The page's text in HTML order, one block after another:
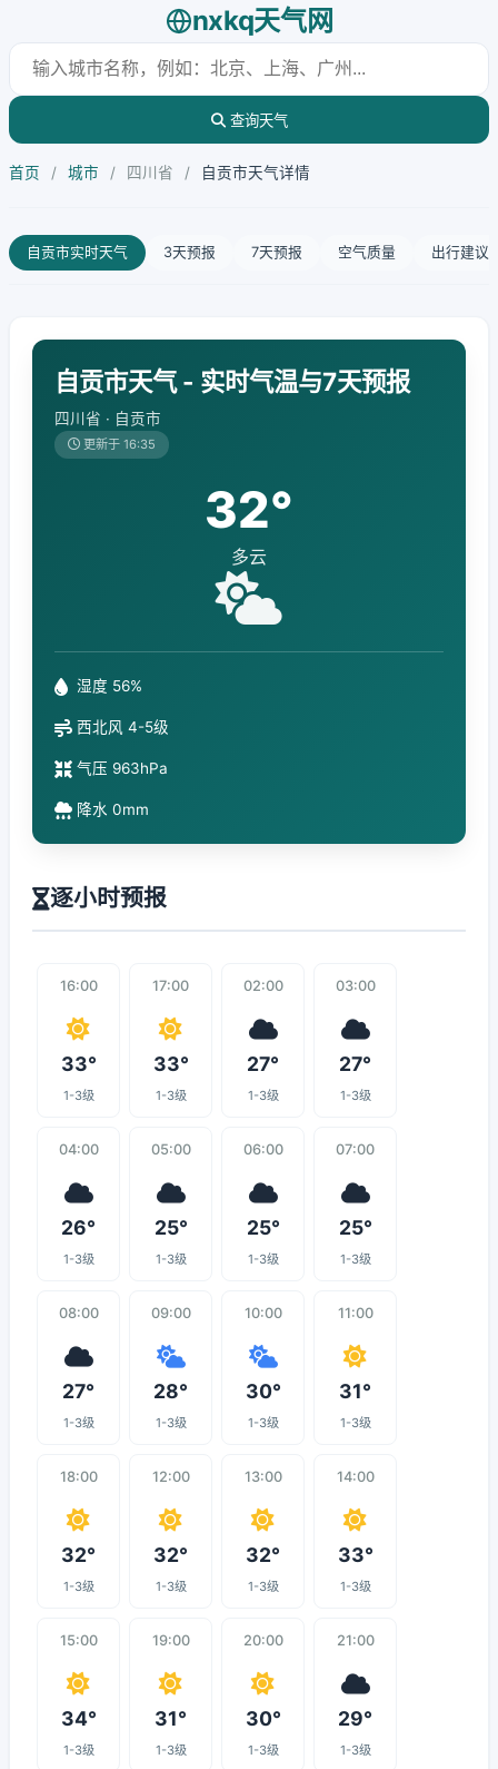
nxkq天气网
查询天气
首页 / 城市 / 四川省 / 自贡市天气详情
自贡市实时天气 3天预报 7天预报 空气质量 出行建议
自贡市天气 - 实时气温与7天预报
四川省 · 自贡市
更新于 16:35
32°
多云
湿度 56%
西北风 4-5级
气压 963hPa
降水 0mm
逐小时预报
16:00
33°
1-3级
17:00
33°
1-3级
02:00
27°
1-3级
03:00
27°
1-3级
04:00
26°
1-3级
05:00
25°
1-3级
06:00
25°
1-3级
07:00
25°
1-3级
08:00
27°
1-3级
09:00
28°
1-3级
10:00
30°
1-3级
11:00
31°
1-3级
18:00
32°
1-3级
12:00
32°
1-3级
13:00
32°
1-3级
14:00
33°
1-3级
15:00
34°
1-3级
19:00
31°
1-3级
20:00
30°
1-3级
21:00
29°
1-3级